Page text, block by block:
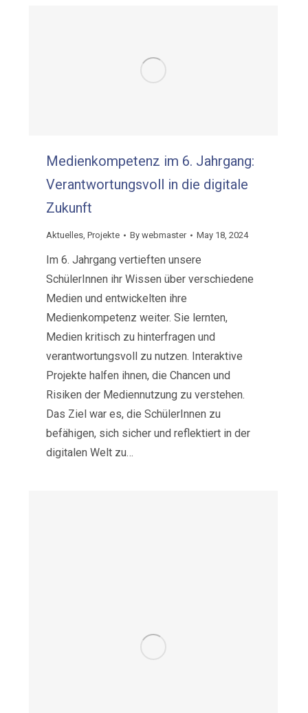
Medienkompetenz im 6. Jahrgang:
Verantwortungsvoll in die digitale
Zukunft
Aktuelles,Projekte Bywebmaster May 18, 2024
Im 6. Jahrgang vertieften unsere
SchülerInnen ihr Wissen über verschiedene
Medien und entwickelten ihre
Medienkompetenz weiter. Sie lernten,
Medien kritisch zu hinterfragen und
verantwortungsvoll zu nutzen. Interaktive
Projekte halfen ihnen, die Chancen und
Risiken der Mediennutzung zu verstehen.
Das Ziel war es, die SchülerInnen zu
befähigen, sich sicher und reflektiert in der
digitalen Welt zu…